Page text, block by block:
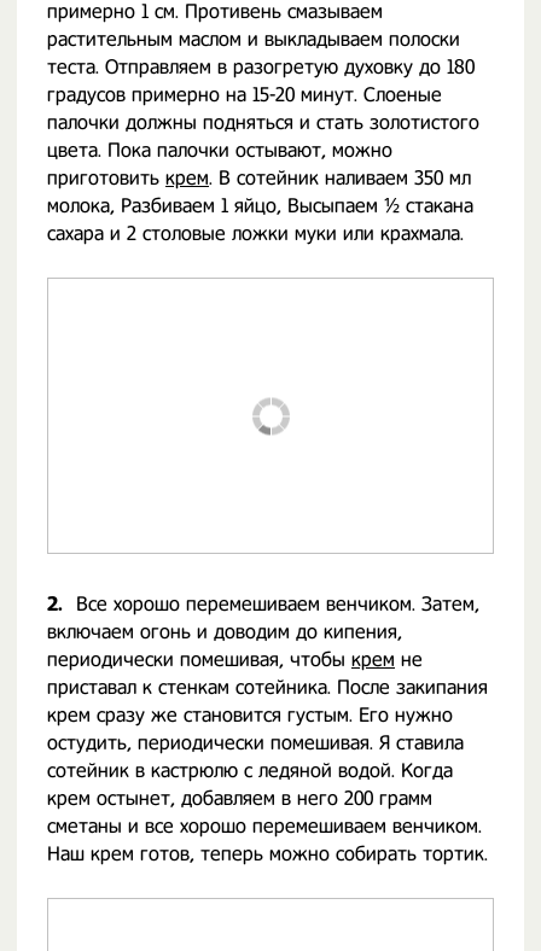
примерно 1 см. Противень смазываем
растительным маслом и выкладываем полоски
теста. Отправляем в разогретую духовку до 180
градусов примерно на 15-20 минут. Слоеные
палочки должны подняться и стать золотистого
цвета. Пока палочки остывают, можно
приготовить крем. В сотейник наливаем 350 мл
молока, Разбиваем 1 яйцо, Высыпаем ½ стакана
сахара и 2 столовые ложки муки или крахмала.
2.
Все хорошо перемешиваем венчиком. Затем,
включаем огонь и доводим до кипения,
периодически помешивая, чтобы крем не
приставал к стенкам сотейника. После закипания
крем сразу же становится густым. Его нужно
остудить, периодически помешивая. Я ставила
сотейник в кастрюлю с ледяной водой. Когда
крем остынет, добавляем в него 200 грамм
сметаны и все хорошо перемешиваем венчиком.
Наш крем готов, теперь можно собирать тортик.